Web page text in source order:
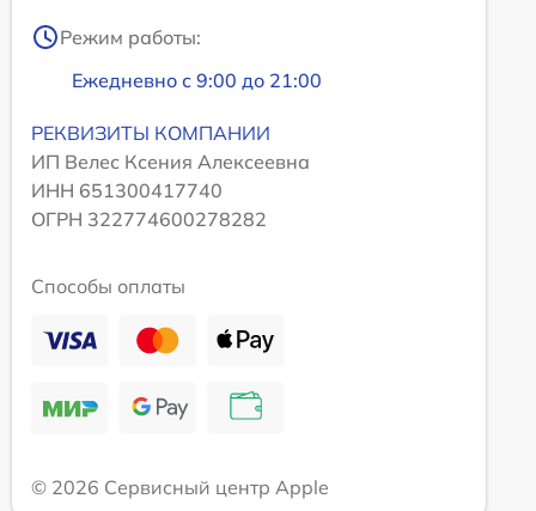
Режим работы:
Ежедневно с 9:00 до 21:00
РЕКВИЗИТЫ КОМПАНИИ
ИП Велес Ксения Алексеевна
ИНН 651300417740
ОГРН 322774600278282
Способы оплаты
© 2026 Сервисный центр Apple